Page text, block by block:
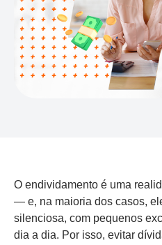
O endividamento é uma
— e, na maioria dos casos,
silenciosa, com pequenos
dia a dia. Por isso, evitar